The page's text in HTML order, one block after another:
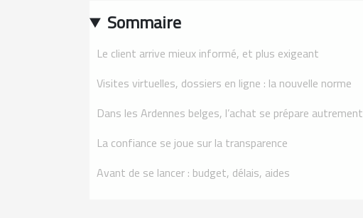
Sommaire
Le client arrive mieux informé, et plus exigeant
Visites virtuelles, dossiers en ligne : la nouvelle norme
Dans les Ardennes belges, l’achat se prépare autrement
La confiance se joue sur la transparence
Avant de se lancer : budget, délais, aides